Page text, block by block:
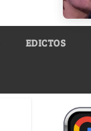
EDICTOS